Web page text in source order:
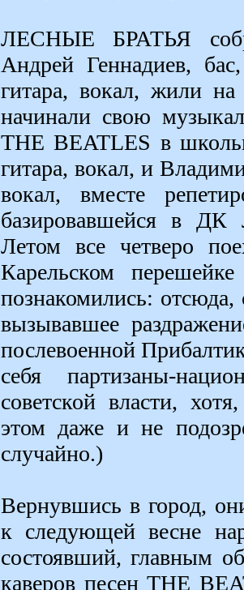
ЛЕСНЫЕ БРАТЬЯ
Андрей Геннадиев,
гитара, вокал, жили
начинали свою
THE BEATLES в
гитара, вокал, и
вокал, вместе
базировавшейся в ДК
Летом все четверо
Карельском
познакомились: отсюда,
вызывавшее
послевоенной
себя партизаны-
советской власти,
этом даже и не
случайно.)
Вернувшись в город,
к следующей весне
состоявший, главным
каверов песен THE